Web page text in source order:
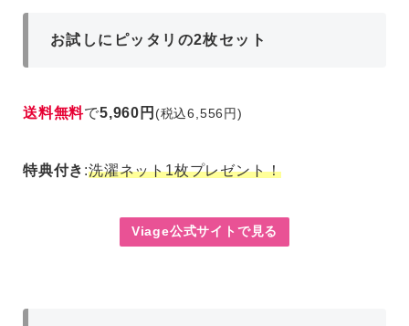
お試しにピッタリの2枚セット
送料無料で5,960円 (税込6,556円)
特典付き :洗濯ネット1枚プレゼント！
Viage公式サイトで見る